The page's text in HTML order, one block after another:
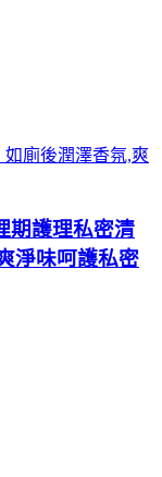
如廁後潤澤香氛,爽
期護理私密清
淨味呵護私密